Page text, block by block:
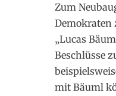
Zum
Demokraten
„Lucas
Beschlüsse
mit Bäuml